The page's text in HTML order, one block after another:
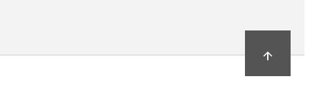
arrow_upward